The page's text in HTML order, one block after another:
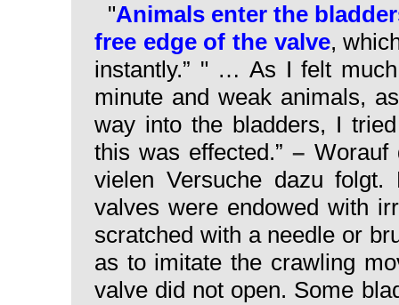
"Animals enter the
free edge of the valve,
instantly.” " … As I felt
minute and weak animals,
way into the bladders, I
this was effected.”– Worauf
vielen Versuche dazu folgt.
valves were endowed with
scratched with a needle or
as to imitate the crawling
valve did not open. Some